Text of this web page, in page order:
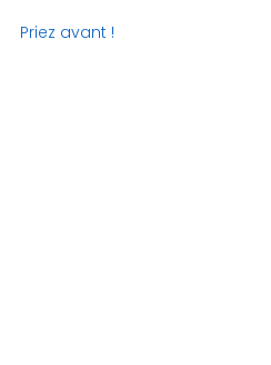
Priez avant !